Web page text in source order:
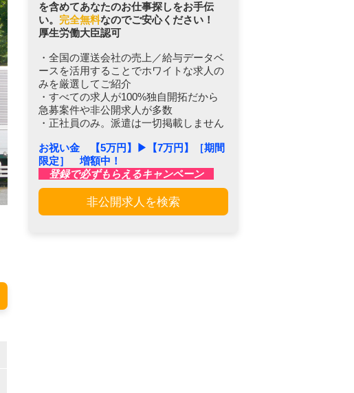
を含めてあなたのお仕事探しをお手伝
い。 完全無料なのでご安心ください！
厚生労働大臣認可
・全国の運送会社の売上／給与データベ
ースを活用することでホワイトな求人の
みを厳選してご紹介
・すべての求人が100%独自開拓だから
急募案件や非公開求人が多数
・正社員のみ。派遣は一切掲載しません
お祝い金 【5万円】▶︎【7万円】［期間
限定］ 増額中！
登録で必ずもらえるキャンペーン
非公開求人を検索